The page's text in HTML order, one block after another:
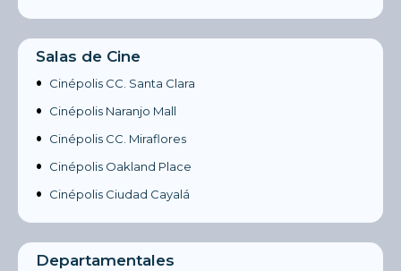
Salas de Cine
• Cinépolis CC. Santa Clara
• Cinépolis Naranjo Mall
• Cinépolis CC. Miraflores
• Cinépolis Oakland Place
• Cinépolis Ciudad Cayalá
Departamentales